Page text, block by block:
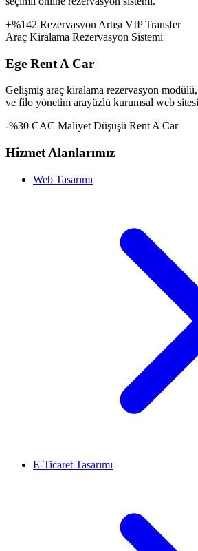
+%142 Rezervasyon Artışı VIP Transfer
Araç Kiralama Rezervasyon Sistemi
Ege Rent A Car
Gelişmiş araç kiralama rezervasyon
ve filo yönetim arayüzlü kurumsal web
-%30 CAC Maliyet Düşüşü Rent A Car
Hizmet Alanlarımız
Web Tasarımı
E-Ticaret Tasarımı